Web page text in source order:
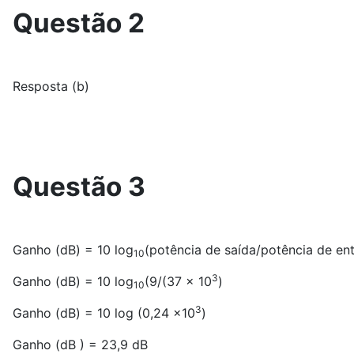
Questão 2
Resposta (b)
Questão 3
Ganho (dB) = 10 log10(potência de saída/potência de
Ganho (dB) = 10 log10(9/(37 x 103)
Ganho (dB) = 10 log (0,24 x103)
Ganho (dB ) = 23,9 dB